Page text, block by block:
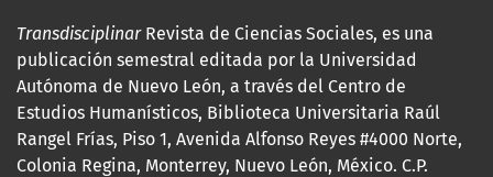
TransdisciplinarRevista de Ciencias Sociales, es una
publicación semestral editada por la Universidad
Autónoma de Nuevo León, a través del Centro de
Estudios Humanísticos, Biblioteca Universitaria Raúl
Rangel Frías, Piso 1, Avenida Alfonso Reyes #4000 Norte,
Colonia Regina, Monterrey, Nuevo León, México. C.P.